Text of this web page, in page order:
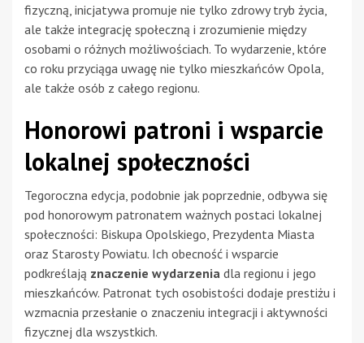
fizyczną, inicjatywa promuje nie tylko zdrowy tryb życia,
ale także integrację społeczną i zrozumienie między
osobami o różnych możliwościach. To wydarzenie, które
co roku przyciąga uwagę nie tylko mieszkańców Opola,
ale także osób z całego regionu.
Honorowi patroni i wsparcie
lokalnej społeczności
Tegoroczna edycja, podobnie jak poprzednie, odbywa się
pod honorowym patronatem ważnych postaci lokalnej
społeczności: Biskupa Opolskiego, Prezydenta Miasta
oraz Starosty Powiatu. Ich obecność i wsparcie
podkreślają znaczenie wydarzenia dla regionu i jego
mieszkańców. Patronat tych osobistości dodaje prestiżu i
wzmacnia przesłanie o znaczeniu integracji i aktywności
fizycznej dla wszystkich.